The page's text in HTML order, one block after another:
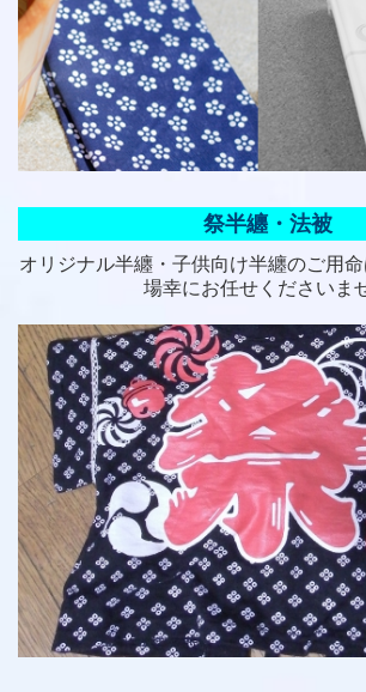
祭半纏・法被
オリジナル半纏・子供向け半纏のご用
場幸にお任せくださいま